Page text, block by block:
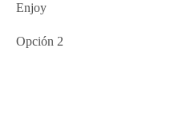
Enjoy
Opción 2